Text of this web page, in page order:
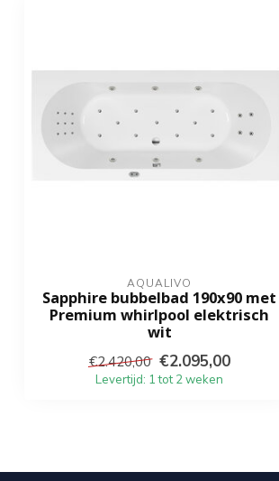
Aantal bodemjets
Materiaal jets
Pusleerfunctie
Vermogen whirlpoolsysteem
Vermogen badverwarming
Aansluitspanning
AQUALIVO
Sapphire bubbelbad 190x90 met
Premium whirlpool elektrisch
wit
€2.420,00 €2.095,00
Levertijd: 1 tot 2 weken